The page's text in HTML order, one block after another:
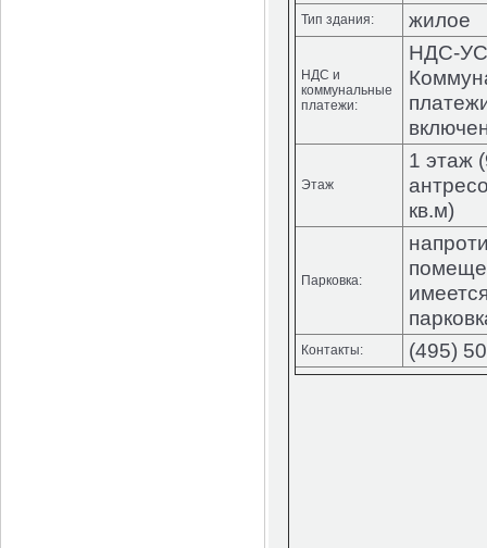
Тип здания: жилое
НДС и
коммунальные
платежи:
НДС-
Этаж
1 этаж
кв.м)
Парковка:
Контакты: (495)